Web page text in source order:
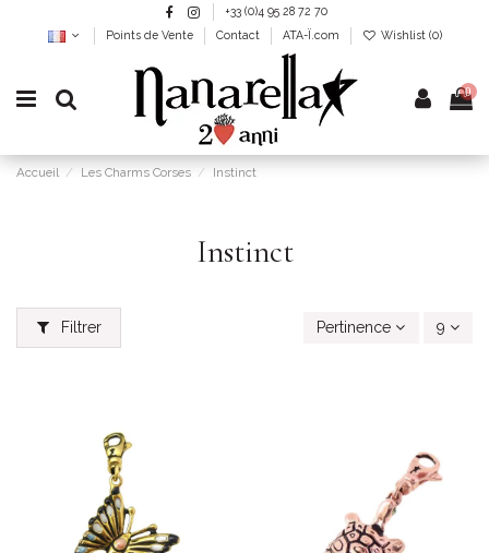
+33 (0)4 95 28 72 70
Points de Vente
Contact ATA-Ï.com Wishlist (0)
0
Accueil Les Charms Corses Instinct
Instinct
Filtrer Pertinence 9